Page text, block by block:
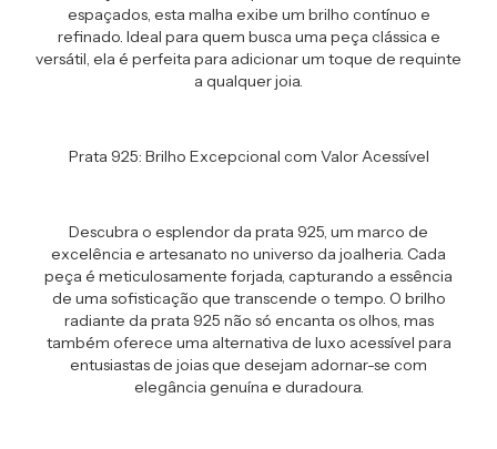
espaçados, esta malha exibe um brilho contínuo e
refinado. Ideal para quem busca uma peça clássica e
versátil, ela é perfeita para adicionar um toque de requinte
a qualquer joia.
Prata 925: Brilho Excepcional com Valor Acessível
Descubra o esplendor da prata 925, um marco de
excelência e artesanato no universo da joalheria. Cada
peça é meticulosamente forjada, capturando a essência
de uma sofisticação que transcende o tempo. O brilho
radiante da prata 925 não só encanta os olhos, mas
também oferece uma alternativa de luxo acessível para
entusiastas de joias que desejam adornar-se com
elegância genuína e duradoura.